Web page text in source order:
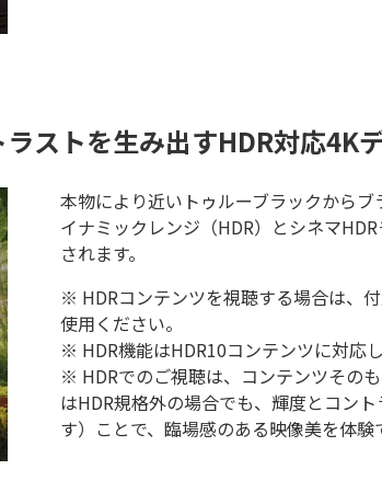
ストを生み出すHDR対応4K
本物により近いトゥルーブラックから
イナミックレンジ（HDR）とシネマ
されます。
※ HDRコンテンツを視聴する場合は、
使用ください。
※ HDR機能はHDR10コンテンツに対応し
※ HDRでのご視聴は、コンテンツその
はHDR規格外の場合でも、輝度とコン
す）ことで、臨場感のある映像美を体験